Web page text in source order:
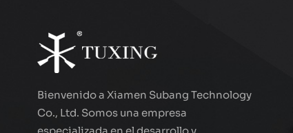
Bienvenido a Xiamen Subang Technology
Co., Ltd. Somos una empresa